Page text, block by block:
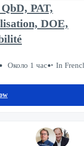
PAT,
DOE,
Около 1 час In